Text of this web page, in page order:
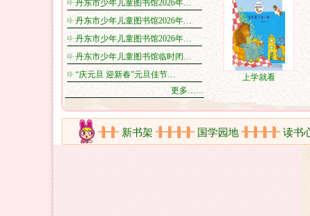
丹东市少年儿童图书馆2026年…
丹东市少年儿童图书馆2026年…
丹东市少年儿童图书馆2026年…
丹东市少年儿童图书馆临时闭…
“庆元旦 迎新春”元旦佳节…
更多……
上学就看
在线视频 新书架 国学园地 读书心得